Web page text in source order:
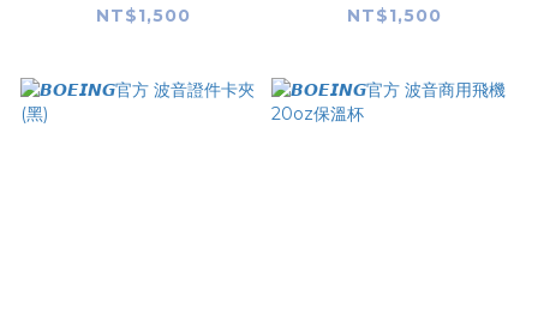
度 中性帽
NT$1,500 NT$1,500